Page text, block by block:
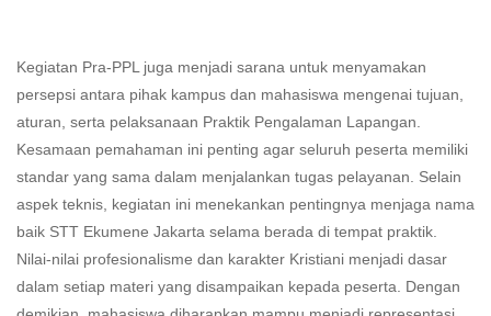
Kegiatan Pra-PPL juga menjadi sarana untuk menyamakan
persepsi antara pihak kampus dan mahasiswa mengenai tujuan,
aturan, serta pelaksanaan Praktik Pengalaman Lapangan.
Kesamaan pemahaman ini penting agar seluruh peserta memiliki
standar yang sama dalam menjalankan tugas pelayanan. Selain
aspek teknis, kegiatan ini menekankan pentingnya menjaga nama
baik STT Ekumene Jakarta selama berada di tempat praktik.
Nilai-nilai profesionalisme dan karakter Kristiani menjadi dasar
dalam setiap materi yang disampaikan kepada peserta. Dengan